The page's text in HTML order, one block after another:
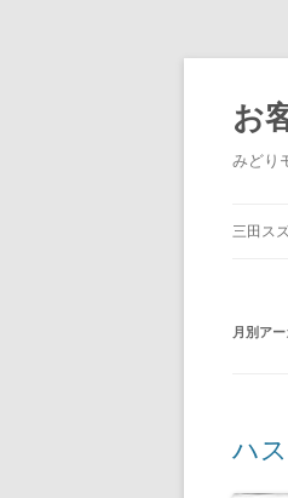
コ
テ
ン
ツ
へ
ス
お
みどり
三田ス
月別ア
ハ